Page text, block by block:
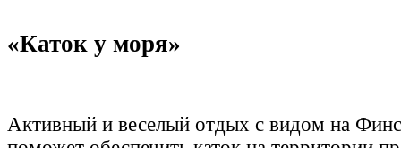
«Каток у моря»
Активный и веселый отдых с видом на